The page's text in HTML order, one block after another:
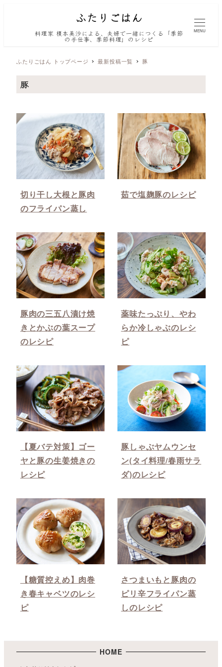
料理家 榎本美沙による、夫婦で一緒につくる「季節
の手仕事、季節料理」のレシピ
MENU
ふたりごはん トップページ 最新投稿一覧 豚
豚
切り干し大根と豚肉
のフライパン蒸し
茹で塩麹豚のレシピ
豚肉の三五八漬け焼
きとかぶの葉スープ
のレシピ
薬味たっぷり、やわ
らか冷しゃぶのレシ
ピ
【夏バテ対策】ゴー
ヤと豚の生姜焼きの
レシピ
豚しゃぶヤムウンセ
ン(タイ料理/春雨サラ
ダ)のレシピ
【糖質控えめ】肉巻
き春キャベツのレシ
ピ
さつまいもと豚肉の
ピリ辛フライパン蒸
しのレシピ
HOME